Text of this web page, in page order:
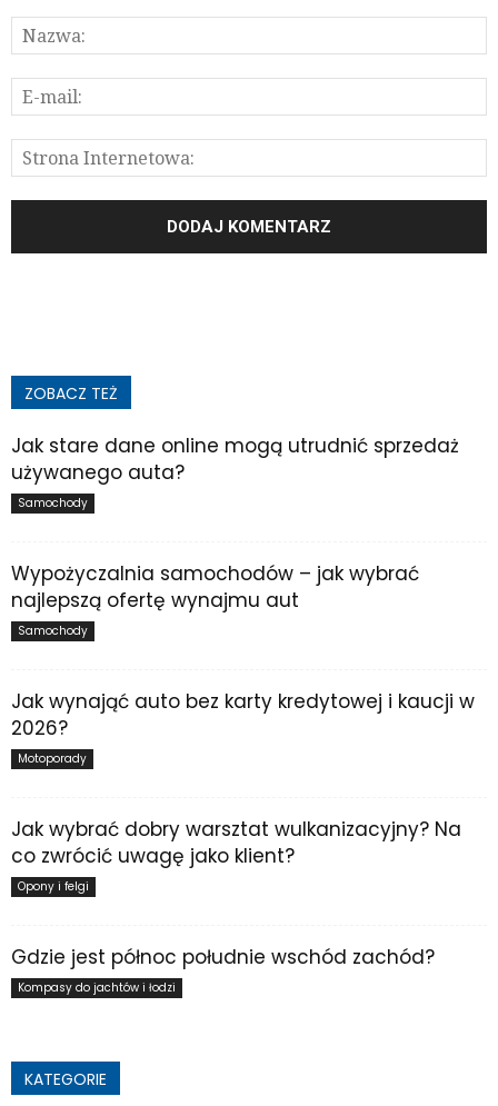
ZOBACZ TEŻ
Jak stare dane online mogą utrudnić sprzedaż
używanego auta?
Samochody
Wypożyczalnia samochodów – jak wybrać
najlepszą ofertę wynajmu aut
Samochody
Jak wynająć auto bez karty kredytowej i kaucji w
2026?
Motoporady
Jak wybrać dobry warsztat wulkanizacyjny? Na
co zwrócić uwagę jako klient?
Opony i felgi
Gdzie jest północ południe wschód zachód?
Kompasy do jachtów i łodzi
KATEGORIE